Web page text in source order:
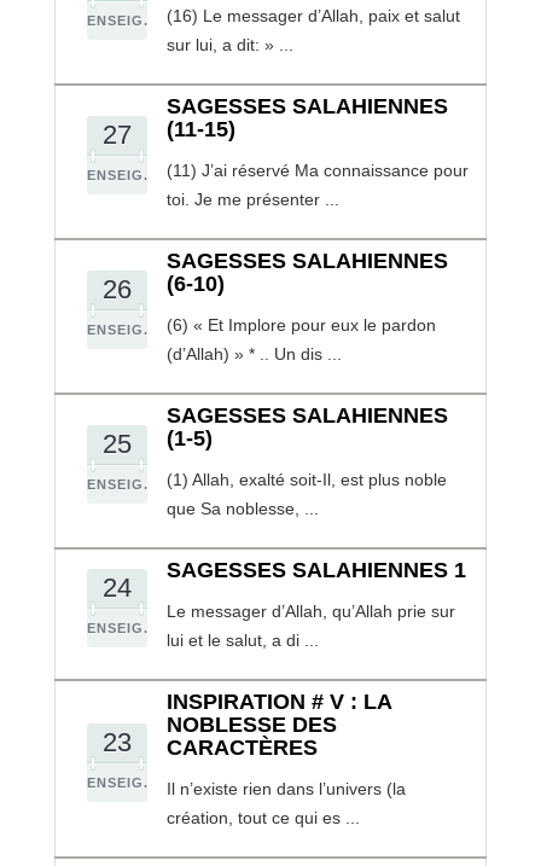
ENSEIG.
(16) Le messager d’Allah, paix et salut
sur lui, a dit: » ...
27
ENSEIG.
SAGESSES SALAHIENNES
(11-15)
(11) J’ai réservé Ma connaissance pour
toi. Je me présenter ...
26
ENSEIG.
SAGESSES SALAHIENNES
(6-10)
(6) « Et Implore pour eux le pardon
(d’Allah) » * .. Un dis ...
25
ENSEIG.
SAGESSES SALAHIENNES
(1-5)
(1) Allah, exalté soit-Il, est plus noble
que Sa noblesse, ...
24
ENSEIG.
SAGESSES SALAHIENNES 1
Le messager d’Allah, qu’Allah prie sur
lui et le salut, a di ...
23
ENSEIG.
INSPIRATION # V : LA
NOBLESSE DES
CARACTÈRES
Il n’existe rien dans l’univers (la
création, tout ce qui es ...